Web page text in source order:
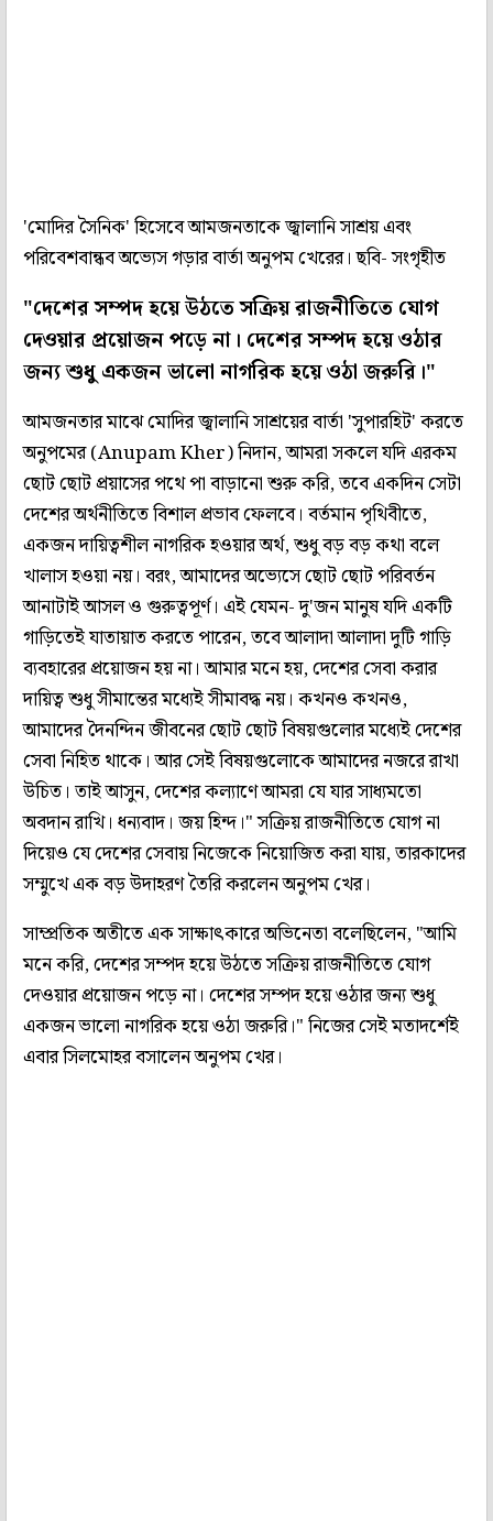
'মোদির সৈনিক' হিসেবে আমজনতাকে জ্বালানি সাশ্রয় এবং
পরিবেশবান্ধব অভ্যেস গড়ার বার্তা অনুপম খেরের। ছবি- সংগৃহীত
"দেশের সম্পদ হয়ে উঠতে সক্রিয় রাজনীতিতে যোগ
দেওয়ার প্রয়োজন পড়ে না। দেশের সম্পদ হয়ে ওঠার
জন্য শুধু একজন ভালো নাগরিক হয়ে ওঠা জরুরি।"
আমজনতার মাঝে মোদির জ্বালানি সাশ্রয়ের বার্তা 'সুপারহিট' করতে
অনুপমের (Anupam Kher) নিদান, আমরা সকলে যদি এরকম
ছোট ছোট প্রয়াসের পথে পা বাড়ানো শুরু করি, তবে একদিন সেটা
দেশের অর্থনীতিতে বিশাল প্রভাব ফেলবে। বর্তমান পৃথিবীতে,
একজন দায়িত্বশীল নাগরিক হওয়ার অর্থ, শুধু বড় বড় কথা বলে
খালাস হওয়া নয়। বরং, আমাদের অভ্যেসে ছোট ছোট পরিবর্তন
আনাটাই আসল ও গুরুত্বপূর্ণ। এই যেমন- দু'জন মানুষ যদি একটি
গাড়িতেই যাতায়াত করতে পারেন, তবে আলাদা আলাদা দুটি গাড়ি
ব্যবহারের প্রয়োজন হয় না। আমার মনে হয়, দেশের সেবা করার
দায়িত্ব শুধু সীমান্তের মধ্যেই সীমাবদ্ধ নয়। কখনও কখনও,
আমাদের দৈনন্দিন জীবনের ছোট ছোট বিষয়গুলোর মধ্যেই দেশের
সেবা নিহিত থাকে। আর সেই বিষয়গুলোকে আমাদের নজরে রাখা
উচিত। তাই আসুন, দেশের কল্যাণে আমরা যে যার সাধ্যমতো
অবদান রাখি। ধন্যবাদ। জয় হিন্দ।" সক্রিয় রাজনীতিতে যোগ না
দিয়েও যে দেশের সেবায় নিজেকে নিয়োজিত করা যায়, তারকাদের
সম্মুখে এক বড় উদাহরণ তৈরি করলেন অনুপম খের।
সাম্প্রতিক অতীতে এক সাক্ষাৎকারে অভিনেতা বলেছিলেন, "আমি
মনে করি, দেশের সম্পদ হয়ে উঠতে সক্রিয় রাজনীতিতে যোগ
দেওয়ার প্রয়োজন পড়ে না। দেশের সম্পদ হয়ে ওঠার জন্য শুধু
একজন ভালো নাগরিক হয়ে ওঠা জরুরি।" নিজের সেই মতাদর্শেই
এবার সিলমোহর বসালেন অনুপম খের।